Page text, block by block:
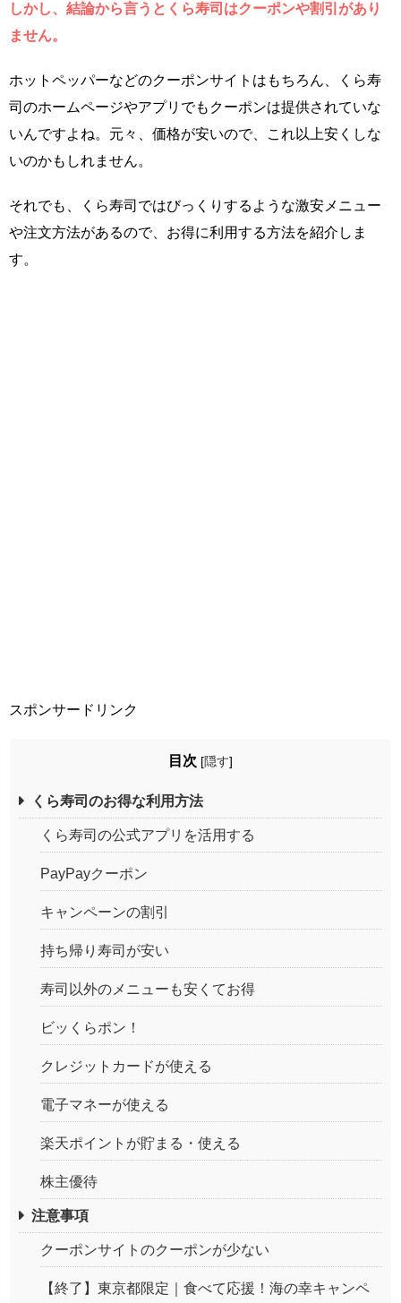
しかし、結論から言うとくら寿司はクーポンや割引があり
ません。
ホットペッパーなどのクーポンサイトはもちろん、くら寿
司のホームページやアプリでもクーポンは提供されていな
いんですよね。元々、価格が安いので、これ以上安くしな
いのかもしれません。
それでも、くら寿司ではびっくりするような激安メニュー
や注文方法があるので、お得に利用する方法を紹介しま
す。
スポンサードリンク
目次 [隠す]
くら寿司のお得な利用方法
くら寿司の公式アプリを活用する
PayPayクーポン
キャンペーンの割引
持ち帰り寿司が安い
寿司以外のメニューも安くてお得
ビッくらポン！
クレジットカードが使える
電子マネーが使える
楽天ポイントが貯まる・使える
株主優待
注意事項
クーポンサイトのクーポンが少ない
【終了】東京都限定｜食べて応援！海の幸キャンペ